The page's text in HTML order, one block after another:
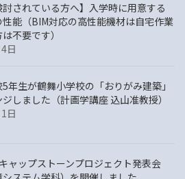
討されている方へ】入学時に用意する
性能（BIM対応の高性能機材は自宅作業
不要です）
日
年生が鶴舞小学校の「おりがみ建築」
しました（計画学講座 込山准教授）
日
ャップストーンプロジェクト発表会